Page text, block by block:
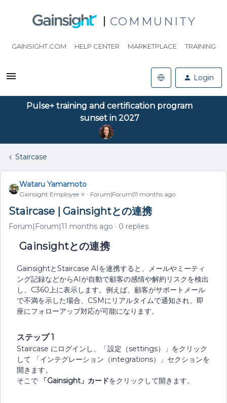
COMMUNITY
GAINSIGHT.COM HELP CENTER MARKETPLACE TRAINING
Login
Pulse+ training and certification program
sunset in 2027
Staircase
Wataru Yamamoto
Gainsight Employee ⭐️ Forum|Forum|11 months ago
Staircase | Gainsightとの連携
Forum|Forum|11 months ago 0 replies
Gainsightとの連携
GainsightとStaircase AIを連携すると、メールやミーティ
ング記録などからAIが自動で顧客の感情や解約リスクを検出
し、C360上に表示します。例えば、顧客がサポートメール
で不満を示した場合、CSMにリアルタイムで通知され、即
座にフォローアップ対応が可能になります。
ステップ 1
Staircase にログインし、「設定（settings）」をクリック
して 「インテグレーション（integrations）」セクションを
開きます。
そこで
「Gainsight」カードをクリックして開きます。